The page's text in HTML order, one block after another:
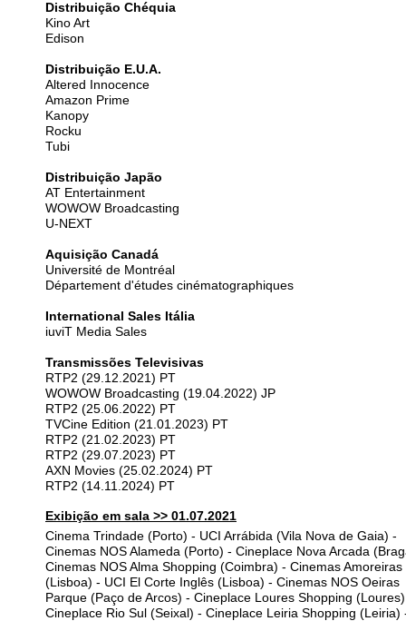
Distribuição Chéquia
Kino Art
Edison
Distribuição E.U.A.
Altered Innocence
Amazon Prime
Kanopy
Rocku
Tubi
Distribuição Japão
AT Entertainment
WOWOW Broadcasting
U-NEXT
Aquisição Canadá
Université de Montréal
Département d'études cinématographiques
International Sales Itália
iuviT Media Sales
Transmissões Televisivas
RTP2 (29.12.2021) PT
WOWOW Broadcasting (19.04.2022) JP
RTP2 (25.06.2022) PT
TVCine Edition (21.01.2023) PT
RTP2 (21.02.2023) PT
RTP2 (29.07.2023) PT
AXN Movies (25.02.2024) PT
RTP2 (14.11.2024) PT
Exibição em sala >> 01.07.2021
Cinema Trindade (Porto) - UCI Arrábida (Vila Nova de Gaia) -
Cinemas NOS Alameda (Porto) - Cineplace Nova Arcada
Cinemas NOS Alma Shopping (Coimbra) - Cinemas Amoreiras
(Lisboa) - UCI El Corte Inglês (Lisboa) - Cinemas NOS Oeiras
Parque (Paço de Arcos) - Cineplace Loures Shopping
Cineplace Rio Sul (Seixal) - Cineplace Leiria Shopping (Leiria)